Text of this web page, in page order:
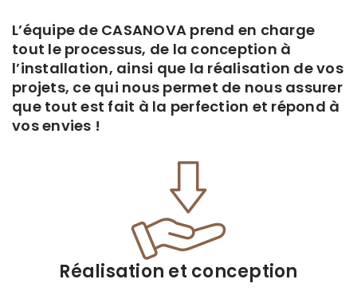
L’équipe de CASANOVA prend en charge
tout le processus, de la conception à
l’installation, ainsi que la réalisation de vos
projets, ce qui nous permet de nous assurer
que tout est fait à la perfection et répond à
vos envies !
Réalisation et conception